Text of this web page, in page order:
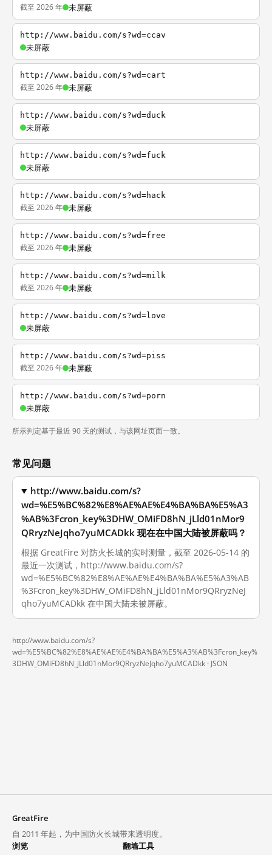
截至 2026 年 未屏蔽
http://www.baidu.com/s?wd=ccav
未屏蔽
http://www.baidu.com/s?wd=cart
截至 2026 年 未屏蔽
http://www.baidu.com/s?wd=duck
未屏蔽
http://www.baidu.com/s?wd=fuck
未屏蔽
http://www.baidu.com/s?wd=hack
截至 2026 年 未屏蔽
http://www.baidu.com/s?wd=free
截至 2026 年 未屏蔽
http://www.baidu.com/s?wd=milk
截至 2026 年 未屏蔽
http://www.baidu.com/s?wd=love
未屏蔽
http://www.baidu.com/s?wd=piss
截至 2026 年 未屏蔽
http://www.baidu.com/s?wd=porn
未屏蔽
所示判定基于最近 90 天的测试，与该网址页面一致。
常见问题
http://www.baidu.com/s?
wd=%E5%BC%82%E8%AE%AE%E4%BA%BA%E5%A3
%AB%3Fcron_key%3DHW_OMiFD8hN_jLld01nMor9
QRryzNeJqho7yuMCADkk 现在在中国大陆被屏蔽吗？
根据 GreatFire 对防火长城的实时测量，截至 2026-05-14 的
最近一次测试，http://www.baidu.com/s?
wd=%E5%BC%82%E8%AE%AE%E4%BA%BA%E5%A3%AB
%3Fcron_key%3DHW_OMiFD8hN_jLld01nMor9QRryzNeJ
qho7yuMCADkk 在中国大陆未被屏蔽。
http://www.baidu.com/s?
wd=%E5%BC%82%E8%AE%AE%E4%BA%BA%E5%A3%AB%3Fcron_key%
3DHW_OMiFD8hN_jLld01nMor9QRryzNeJqho7yuMCADkk · JSON
GreatFire
自 2011 年起，为中国防火长城带来透明度。
浏览
翻墙工具